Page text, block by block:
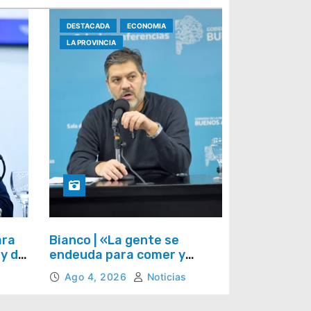
de
DESTACADA
ECONOMIA
LA PROVINCIA
Bianco | «La gente se
endeuda para comer y
llegar a fin de mes»
Ago 4, 2026 Noticias